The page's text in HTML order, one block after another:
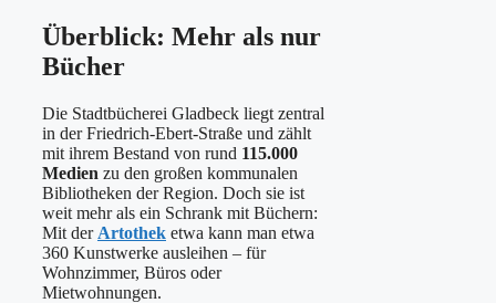
Überblick: Mehr als nur
Bücher
Die Stadtbücherei Gladbeck liegt zentral
in der Friedrich-Ebert-Straße und zählt
mit ihrem Bestand von rund 115.000
Medien zu den großen kommunalen
Bibliotheken der Region. Doch sie ist
weit mehr als ein Schrank mit Büchern:
Mit der Artothek etwa kann man etwa
360 Kunstwerke ausleihen – für
Wohnzimmer, Büros oder
Mietwohnungen.